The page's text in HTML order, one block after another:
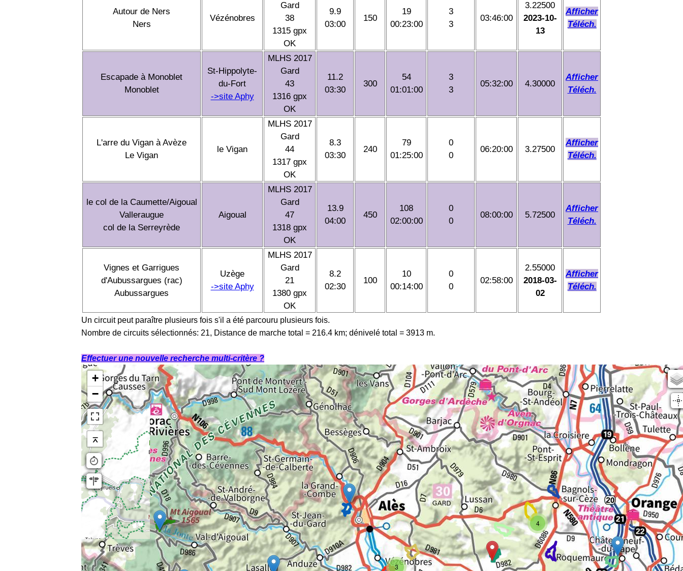
Autour de Ners
Ners
Vézénobres
Gard
38
1315 gpx
OK
9.9
03:00
150
19
00:23:00
3
3
03:46:00
3.22500
2023-10-
13
Afficher
Téléch.
Escapade à Monoblet
Monoblet
St-Hippolyte-
du-Fort
->site Aphy
MLHS 2017
Gard
43
1316 gpx
OK
11.2
03:30
300
54
01:01:00
3
3
05:32:00 4.30000
Afficher
Téléch.
L'arre du Vigan à Avèze
Le Vigan
le Vigan
MLHS 2017
Gard
44
1317 gpx
OK
8.3
03:30
240
79
01:25:00
0
0
06:20:00 3.27500
Afficher
Téléch.
le col de la Caumette/Aigoual
Valleraugue
col de la Serreyrède
Aigoual
MLHS 2017
Gard
47
1318 gpx
OK
13.9
04:00
450
108
02:00:00
0
0
08:00:00 5.72500
Afficher
Téléch.
Vignes et Garrigues
d'Aubussargues (rac)
Aubussargues
Uzège
->site Aphy
MLHS 2017
Gard
21
1380 gpx
OK
8.2
02:30
100
10
00:14:00
0
0
02:58:00
2.55000
2018-03-
02
Afficher
Téléch.
Un circuit peut paraître plusieurs fois s'il a été parcouru plusieurs fois.
Nombre de circuits sélectionnés: 21, Distance de marche total = 216.4 km; dénivelé total = 3913 m.
Effectuer une nouvelle recherche multi-critère ?
4
3
+
−
⌅
Scan25
OSM
planIGN
IGN Sat